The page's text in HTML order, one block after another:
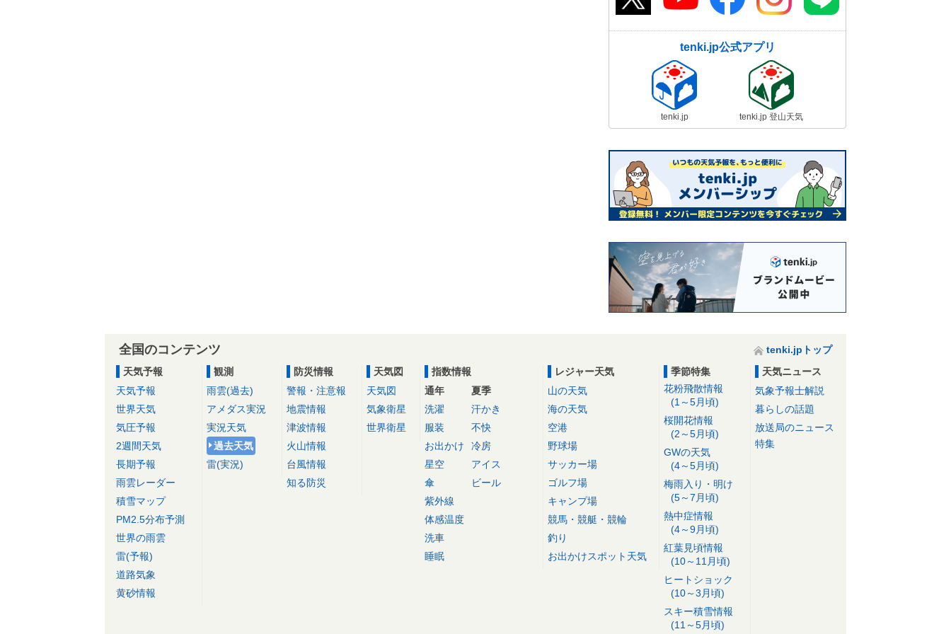
tenki.jp公式アプリ
tenki.jp tenki.jp 登山天気
全国のコンテンツ
tenki.jpトップ
天気予報
天気予報
世界天気
気圧予報
2週間天気
長期予報
雨雲レーダー
積雪マップ
PM2.5分布予測
世界の雨雲
雷(予報)
道路気象
黄砂情報
観測
雨雲(過去)
アメダス実況
実況天気
過去天気
雷(実況)
防災情報
警報・注意報
地震情報
津波情報
火山情報
台風情報
知る防災
天気図
天気図
気象衛星
世界衛星
指数情報
通年
洗濯
服装
お出かけ
星空
傘
紫外線
体感温度
洗車
睡眠
夏季
汗かき
不快
冷房
アイス
ビール
レジャー天気
山の天気
海の天気
空港
野球場
サッカー場
ゴルフ場
キャンプ場
競馬・競艇・競輪
釣り
お出かけスポット天気
季節特集
花粉飛散情報
(1～5月頃)
桜開花情報
(2～5月頃)
GWの天気
(4～5月頃)
梅雨入り・明け
(5～7月頃)
熱中症情報
(4～9月頃)
紅葉見頃情報
(10～11月頃)
ヒートショック
(10～3月頃)
スキー積雪情報
(11～5月頃)
天気ニュース
気象予報士解説
暮らしの話題
放送局のニュース
特集